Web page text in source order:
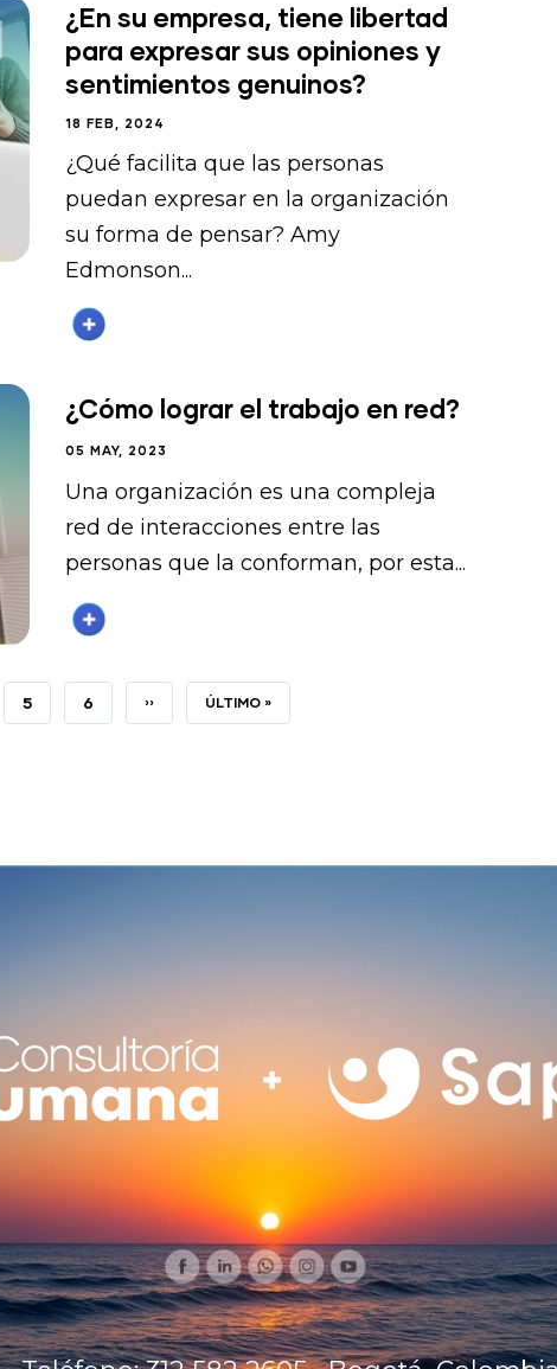
¿En su empresa, tiene libertad
para expresar sus opiniones y
sentimientos genuinos?
18 FEB, 2024
¿Qué facilita que las personas
puedan expresar en la organización
su forma de pensar? Amy
Edmonson...
¿Cómo lograr el trabajo en red?
05 MAY, 2023
Una organización es una compleja
red de interacciones entre las
personas que la conforman, por esta...
PÁGINA
5 PÁGINA
6 SIGUIENTE
›› ÚLTIMA
ÚLTIMO »